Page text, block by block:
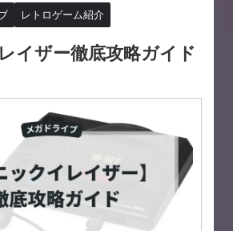
レトロゲーム紹介
イザー徹底攻略ガイド